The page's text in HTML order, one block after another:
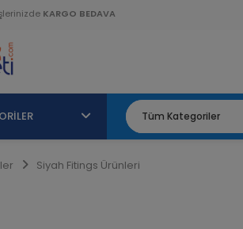
KARGO BEDAVA
Siyah Fitings Ürünleri